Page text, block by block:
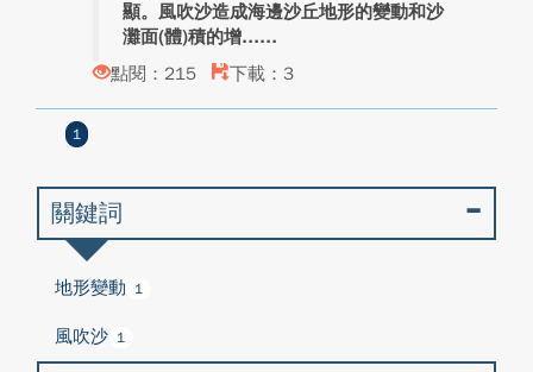
顯。風吹沙造成海邊沙丘地形的變動和沙
灘面(體)積的增...
點閱：215
下載：3
1
關鍵詞
地形變動 1
風吹沙 1